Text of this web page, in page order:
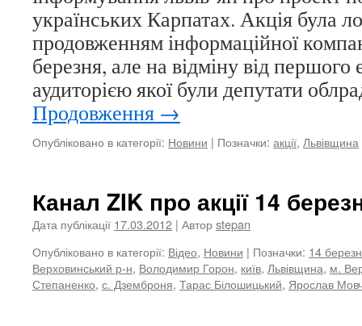
українських Карпатах. Акція була
продовженням інформаційної
березня, але на відміну від першого
аудиторією якої були депутати
Продовження →
Опубліковано в категорії: Новини | Позначки: акції, Львівщина
Канал ZIK про акції 14
Дата публікації 17.03.2012 | Авторstepan
Опубліковано в категорії: Відео, Новини | Позначки: 14
Верховинський р-н, Володимир Горон, київ, Львівщина, м.
Степаненко, с. Дземброня, Тарас Білошицький, Ярослав